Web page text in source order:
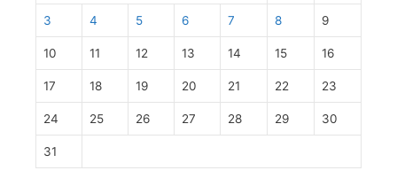
3 4 5 6 7 8 9
10 11 12 13 14 15 16
17 18 19 20 21 22 23
24 25 26 27 28 29 30
31